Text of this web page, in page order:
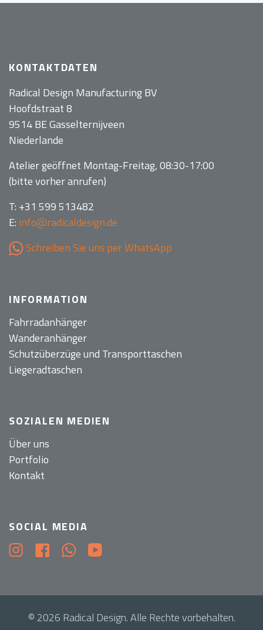
KONTAKTDATEN
Radical Design Manufacturing BV
Hoofdstraat 8
9514 BE Gasselternijveen
Niederlande
Atelier geöffnet Montag-Freitag, 08:30-17:00
(bitte vorher anrufen)
T: +31 599 513482
E: info@radicaldesign.de
Schreiben Sie uns per WhatsApp
INFORMATION
Fahrradanhänger
Wanderanhänger
Schutzüberzüge und Transporttaschen
Liegeradtaschen
SOZIALEN MEDIEN
Über uns
Portfolio
Kontakt
SOCIAL MEDIA
© 2026 Radical Design. Alle Rechte vorbehalten.